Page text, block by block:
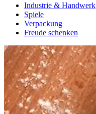
Industrie & Handwerk
Spiele
Verpackung
Freude schenken